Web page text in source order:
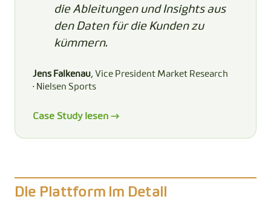
die Ableitungen und Insights aus
den Daten für die Kunden zu
kümmern.
Jens Falkenau, Vice President Market Research
· Nielsen Sports
Case Study lesen →
Die Plattform im Detail